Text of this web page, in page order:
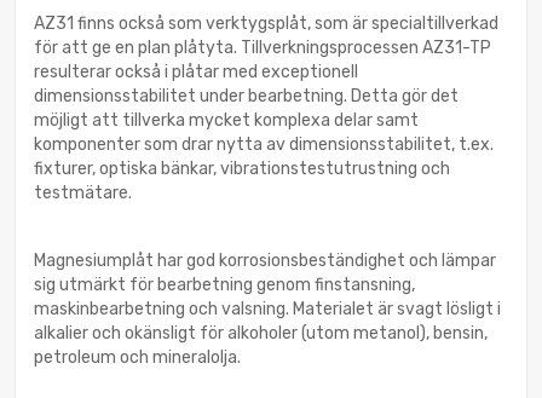
AZ31 finns också som verktygsplåt, som är specialtillverkad
för att ge en plan plåtyta. Tillverkningsprocessen AZ31-TP
resulterar också i plåtar med exceptionell
dimensionsstabilitet under bearbetning. Detta gör det
möjligt att tillverka mycket komplexa delar samt
komponenter som drar nytta av dimensionsstabilitet, t.ex.
fixturer, optiska bänkar, vibrationstestutrustning och
testmätare.
Magnesiumplåt har god korrosionsbeständighet och lämpar
sig utmärkt för bearbetning genom finstansning,
maskinbearbetning och valsning. Materialet är svagt lösligt i
alkalier och okänsligt för alkoholer (utom metanol), bensin,
petroleum och mineralolja.